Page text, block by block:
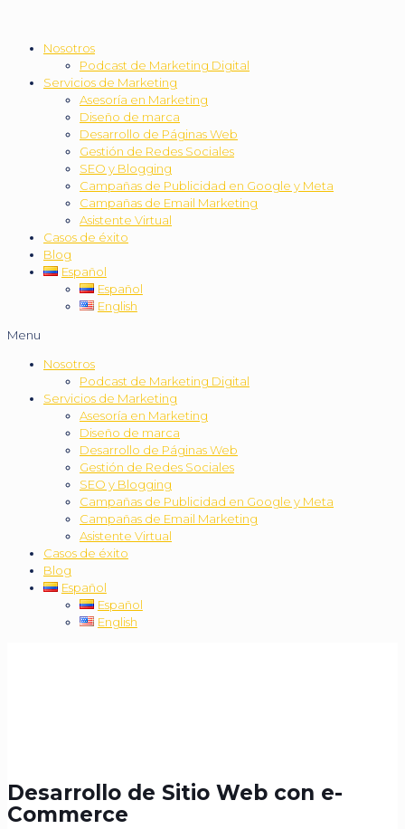
Nosotros
Podcast de Marketing Digital
Servicios de Marketing
Asesoría en Marketing
Diseño de marca
Desarrollo de Páginas Web
Gestión de Redes Sociales
SEO y Blogging
Campañas de Publicidad en Google y Meta
Campañas de Email Marketing
Asistente Virtual
Casos de éxito
Blog
Español
Español
English
Menu
Nosotros
Podcast de Marketing Digital
Servicios de Marketing
Asesoría en Marketing
Diseño de marca
Desarrollo de Páginas Web
Gestión de Redes Sociales
SEO y Blogging
Campañas de Publicidad en Google y Meta
Campañas de Email Marketing
Asistente Virtual
Casos de éxito
Blog
Español
Español
English
Desarrollo de Sitio Web con e-
Commerce